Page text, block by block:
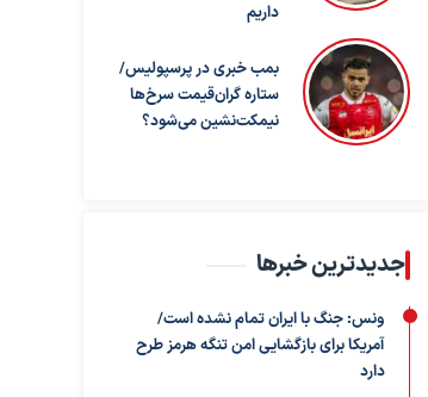
داریم
بمب خبری در پرسپولیس/
ستاره گران‌قیمت سرخ‌ها
نیمکت‌نشین می‌شود؟
جدیدترین خبرها
ونس: جنگ با ایران تمام نشده است/
آمریکا برای بازگشایی امن تنگه هرمز طرح
دارد